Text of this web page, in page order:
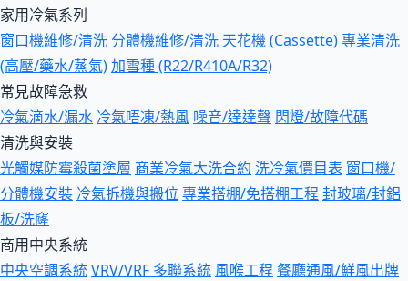
家用冷氣系列
窗口機維修/清洗 分體機維修/清洗 天花機 (Cassette)專業清洗
(高壓/藥水/蒸氣)加雪種 (R22/R410A/R32)
常見故障急救
冷氣滴水/漏水 冷氣唔凍/熱風 噪音/達達聲 閃燈/故障代碼
清洗與安裝
光觸媒防霉殺菌塗層 商業冷氣大洗合約 洗冷氣價目表 窗口機/
分體機安裝 冷氣拆機與搬位 專業搭棚/免搭棚工程 封玻璃/封鋁
板/洗窿
商用中央系統
中央空調系統VRV/VRF 多聯系統 風喉工程 餐廳通風/鮮風出牌